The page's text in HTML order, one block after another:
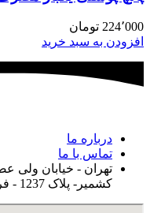
224٬000 تومان
افزودن به سبد خرید
درباره ما
تماس با ما
تهران - خیابان ولی
کشمیر- پلاک 1237 - فروشگاه امین تجارت آریان (امین طب)